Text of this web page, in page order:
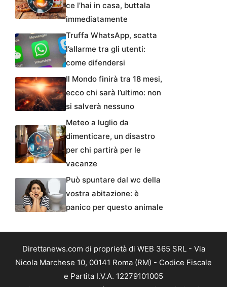
ce l’hai in casa, buttala
immediatamente
Truffa WhatsApp, scatta
l’allarme tra gli utenti:
come difendersi
Il Mondo finirà tra 18 mesi,
ecco chi sarà l’ultimo: non
si salverà nessuno
Meteo a luglio da
dimenticare, un disastro
per chi partirà per le
vacanze
Può spuntare dal wc della
vostra abitazione: è
panico per questo animale
Direttanews.com di proprietà di WEB 365 SRL - Via
Nicola Marchese 10, 00141 Roma (RM) - Codice Fiscale
e Partita I.V.A. 12279101005